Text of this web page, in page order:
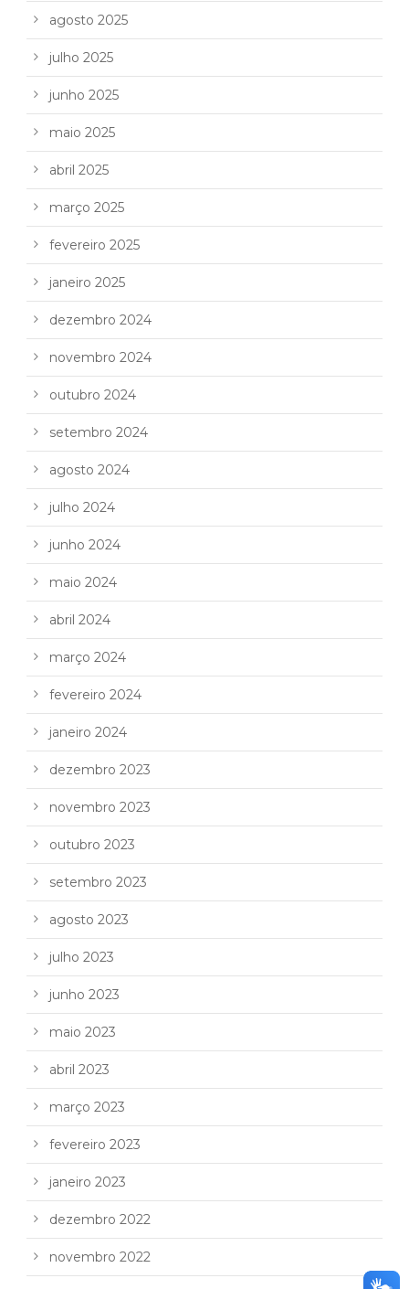
agosto 2025
julho 2025
junho 2025
maio 2025
abril 2025
março 2025
fevereiro 2025
janeiro 2025
dezembro 2024
novembro 2024
outubro 2024
setembro 2024
agosto 2024
julho 2024
junho 2024
maio 2024
abril 2024
março 2024
fevereiro 2024
janeiro 2024
dezembro 2023
novembro 2023
outubro 2023
setembro 2023
agosto 2023
julho 2023
junho 2023
maio 2023
abril 2023
março 2023
fevereiro 2023
janeiro 2023
dezembro 2022
novembro 2022